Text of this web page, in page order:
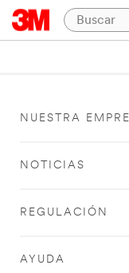
NUESTRA
NOTICIAS
REGULACIÓN
AYUDA